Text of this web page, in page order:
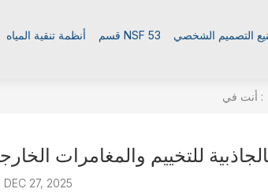
أنظمة تنقية المياه قسم NSF 53 التصميم الشخصي
أنت في :
للتخييم والمغامرات
DEC 27, 2025